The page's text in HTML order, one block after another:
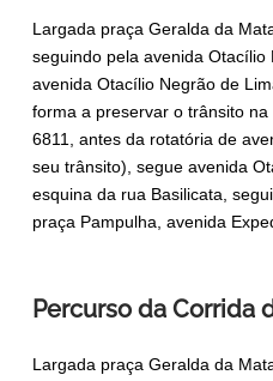
Largada praça Geralda da
seguindo pela avenida
avenida Otacílio Negrão de
forma a preservar o trânsito
6811, antes da rotatória de
seu trânsito), segue avenida
esquina da rua Basilicata,
praça Pampulha, avenida
Percurso da Corrida
Largada praça Geralda da